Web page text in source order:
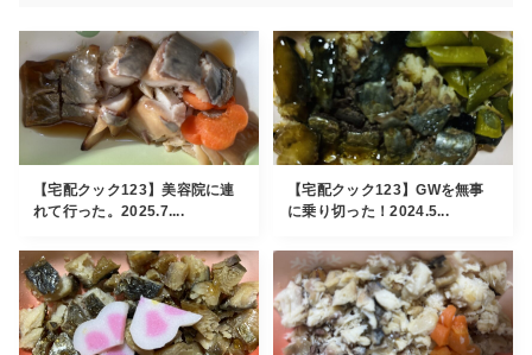
【宅配クック123】美容院に連
れて行った。2025.7....
【宅配クック123】GWを無事
に乗り切った！2024.5...